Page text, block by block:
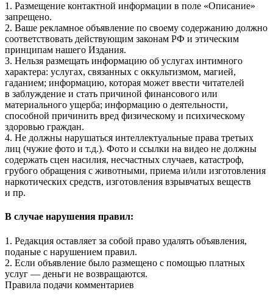
1. Размещение контактной информации в поле «Описание»
запрещено.
2. Ваше рекламное объявление по своему содержанию должно
соответствовать действующим законам РФ и этическим
принципам нашего Издания.
3. Нельзя размещать информацию об услугах интимного
характера: услугах, связанных с оккультизмом, магией,
гаданием; информацию, которая может ввести читателей
в заблуждение и стать причиной финансового или
материального ущерба; информацию о деятельности,
способной причинить вред физическому и психическому
здоровью граждан.
4. Не должны нарушаться интеллектуальные права третьих
лиц (чужие фото и т.д.). Фото и ссылки на видео не должны
содержать сцен насилия, несчастных случаев, катастроф,
грубого обращения с животными, приема и/или изготовления
наркотических средств, изготовления взрывчатых веществ
и пр.
В случае нарушения правил:
1. Редакция оставляет за собой право удалять объявления,
поданые с нарушением правил.
2. Если объявление было размещено с помощью платных
услуг — деньги не возвращаются.
Правила подачи комментариев